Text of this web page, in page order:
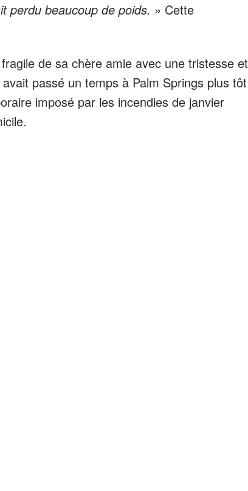
perdu beaucoup de poids. » Cette
de sa chère amie avec une tristesse et
passé un temps à Palm Springs plus tôt
imposé par les incendies de janvier